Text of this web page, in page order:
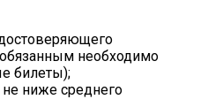
необходимо
билеты);
ниже среднего